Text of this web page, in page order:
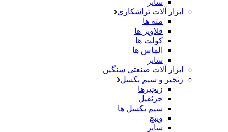
ابزار آلات تراشکاری
مته ها
قلاویز ها
کولت ها
الماس ها
سایر
ابزار آلات صنعتی سنگین
زنجیر و سیم بکسل
زنجیرها
جرثقیل
سیم بکسل ها
وینچ
سایر